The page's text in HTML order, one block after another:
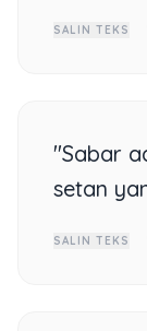
SALIN TEKS
"Sabar
setan
SALIN TEKS